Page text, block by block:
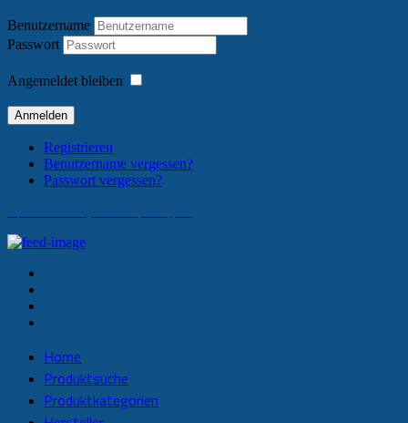
Benutzername
Passwort
Angemeldet bleiben
Anmelden
Registrieren
Benutzername vergessen?
Passwort vergessen?
Home
Produktsuche
Produktkategorien